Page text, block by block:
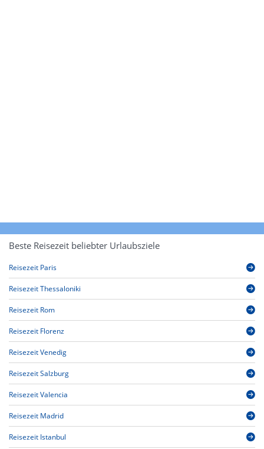
Beste Reisezeit beliebter Urlaubsziele
Reisezeit Paris
Reisezeit Thessaloniki
Reisezeit Rom
Reisezeit Florenz
Reisezeit Venedig
Reisezeit Salzburg
Reisezeit Valencia
Reisezeit Madrid
Reisezeit Istanbul